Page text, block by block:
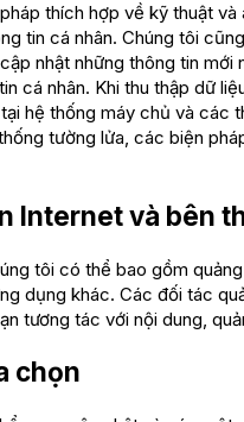
thích hợp về kỹ thuật và
tin cá nhân. Chúng tôi
nhật những thông tin mới
cá nhân. Khi thu thập dữ
hệ thống máy chủ và các
tường lửa, các biện
Internet và bên
tôi có thể bao gồm
dụng khác. Các đối tác
tương tác với nội dung,
chọn